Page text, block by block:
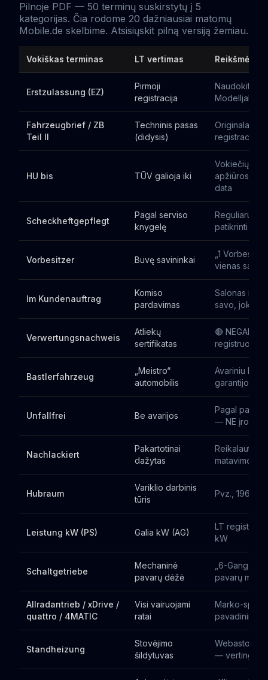
Pilnoje PDF — 50 terminų suskirstytų į 5
kategorijas. Čia rodome 20 dažniausiai matomų
Mobile.de skelbime. Atsisiųskit pilną versiją žemiau.
Vokiškas terminas LT vertimas Reikšmė
Erstzulassung (EZ)
Pirmoji
registracija
Naudokit
Modelljahr
Fahrzeugbrief / ZB
Teil II
Techninis pasas
(didysis)
Originalas
registracijai
HU bis TŪV galioja iki
Vokiečių
apžiūros
data
Scheckheftgepflegt
Pagal serviso
knygelę
Reguliarus
patikrinti
Vorbesitzer Buvę savininkai
„1
vienas
Im Kundenauftrag
Komiso
pardavimas
Salonas
savo, jokia
Verwertungsnachweis
Atliekų
sertifikatas
🔴 NEGALIMA
registruoti LT
Bastlerfahrzeug
„Meistro“
automobilis
Avariniu
garantijos
Unfallfrei Be avarijos
Pagal
— NE
Nachlackiert
Pakartotinai
dažytas
Reikalauti
matavimo
Hubraum
Variklio darbinis
tūris
Pvz., 1968
Leistung kW (PS) Galia kW (AG)
LT
kW
Schaltgetriebe
Mechaninė
pavarų dėžė
„6-Gang
pavarų mech.
Allradantrieb / xDrive /
quattro / 4MATIC
Visi vairuojami
ratai
Marko-
pavadinimas
Standheizung
Stovėjimo
šildytuvas
Webasto/
— vertinga